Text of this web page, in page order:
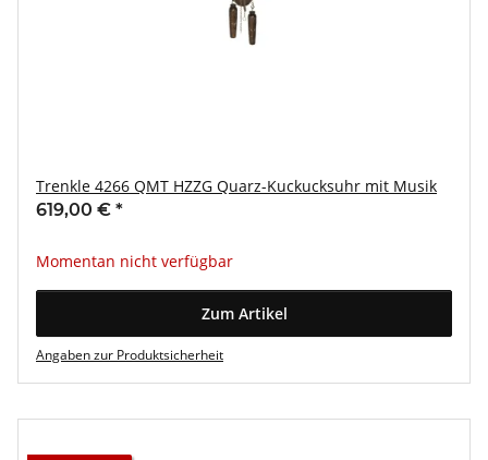
Trenkle 4266 QMT HZZG Quarz-Kuckucksuhr mit Musik
619,00 € *
Momentan nicht verfügbar
Zum Artikel
Angaben zur Produktsicherheit